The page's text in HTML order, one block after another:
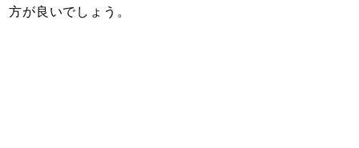
方が良いでしょう。